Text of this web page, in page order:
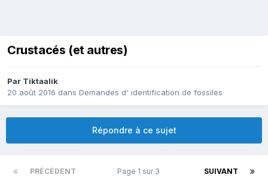
Crustacés (et autres)
Par Tiktaalik
20 août 2016 dans Demandes d' identification de fossiles
Répondre à ce sujet
PRÉCÉDENT SUIVANT
Page 1 sur 3